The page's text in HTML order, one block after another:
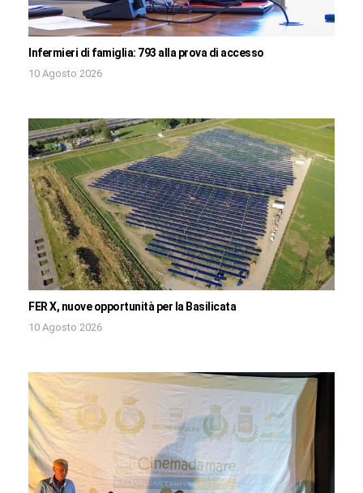
Infermieri di famiglia: 793 alla prova di accesso
10 Agosto 2026
FER X, nuove opportunità per la Basilicata
10 Agosto 2026